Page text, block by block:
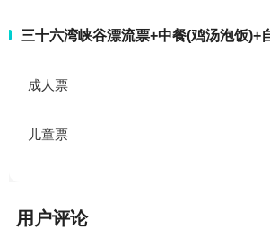
三十六湾峡谷漂流票+中餐(鸡汤泡饭)+
成人票
儿童票
用户评论